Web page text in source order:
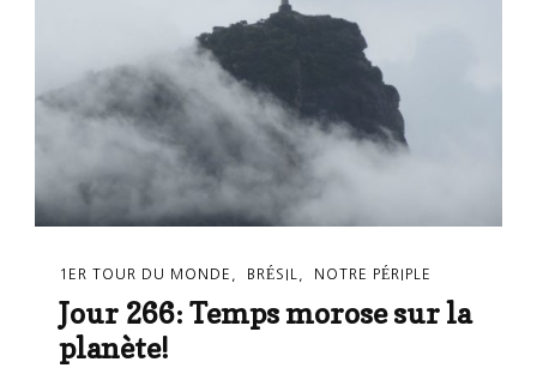
1ER TOUR DU MONDE BRÉSIL NOTRE PÉRIPLE
Jour 266: Temps morose sur la
planète!